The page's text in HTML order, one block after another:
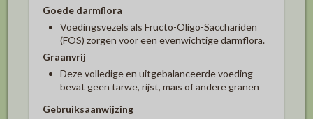
Goede darmflora
Voedingsvezels als Fructo-Oligo-Sacchariden
(FOS) zorgen voor een evenwichtige darmflora.
Graanvrij
Deze volledige en uitgebalanceerde voeding
bevat geen tarwe, rijst, maïs of andere granen
Gebruiksaanwijzing